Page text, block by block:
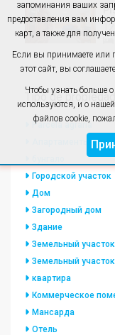
запоминания ваших
предоставления вам
карт, а также для
Если вы принимаете или
этот сайт, вы
Чтобы узнать больше
используются, и о
файлов cookie,
Tipo de propiedad
Parcela agraria
Городской участок
Дом
Загородный дом
Здание
Земельный участок
Земельный
квартира
Коммерческое
Мансарда
Отель